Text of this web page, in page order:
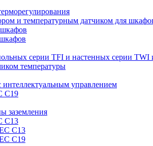
и температурным датчиком для
серии TFI и настенных серии TWI
температуры
управлением
C19
заземления
C13
C13
C19